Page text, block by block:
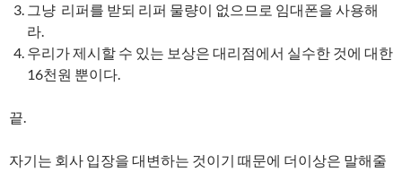
그냥 리퍼를 받되 리퍼 물량이 없으므로 임대폰을 사용해
라.
우리가 제시할 수 있는 보상은 대리점에서 실수한 것에 대한
16천원 뿐이다.
끝.
자기는 회사 입장을 대변하는 것이기 때문에 더이상은 말해줄